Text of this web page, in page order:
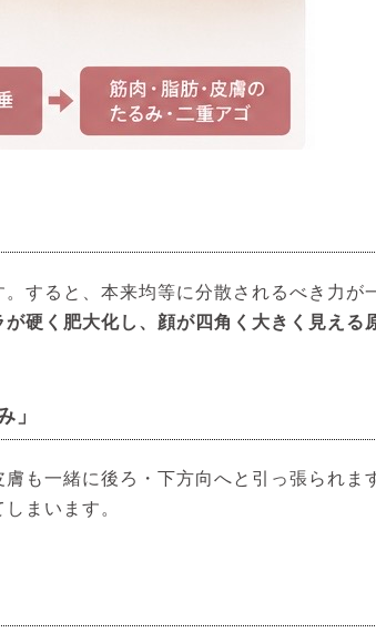
すると、本来均等に分散されるべき力
が硬く肥大化し、顔が四角く大きく見える
」
も一緒に後ろ・下方向へと引っ張られ
まいます。